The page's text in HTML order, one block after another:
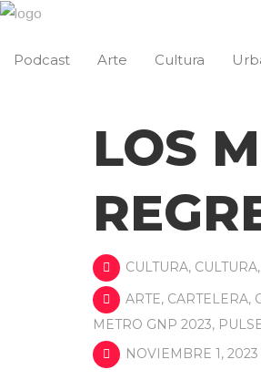
Podcast Arte Cultura
LOS
CULTURA, CULTURA,
ARTE, CARTELERA,
METRO GNP 2023,
NOVIEMBRE 1, 2023